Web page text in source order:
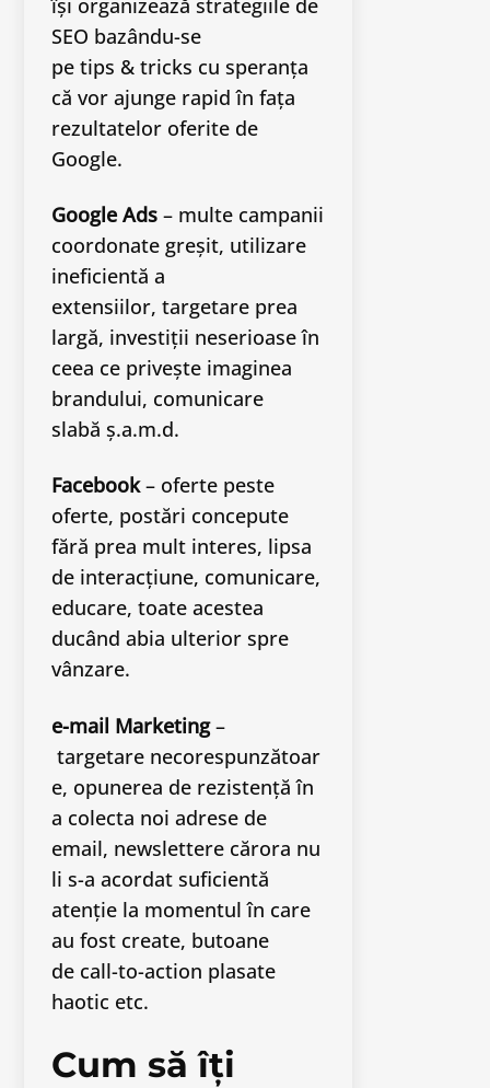
SEO bazându-se
pe tips & tricks cu speranța
că vor ajunge rapid în fața
rezultatelor oferite de
Google.
Google Ads – multe campanii
coordonate greșit, utilizare
ineficientă a
extensiilor, targetare prea
largă, investiții neserioase în
ceea ce privește imaginea
brandului, comunicare
slabă ș.a.m.d.
Facebook– oferte peste
oferte, postări concepute
fără prea mult interes, lipsa
de interacțiune, comunicare,
educare, toate acestea
ducând abia ulterior spre
vânzare.
e-mail Marketing–
targetare necorespunzătoar
e, opunerea de rezistență în
a colecta noi adrese de
email, newslettere cărora nu
li s-a acordat suficientă
atenție la momentul în care
au fost create, butoane
de call-to-action plasate
haotic etc.
Cum să îți